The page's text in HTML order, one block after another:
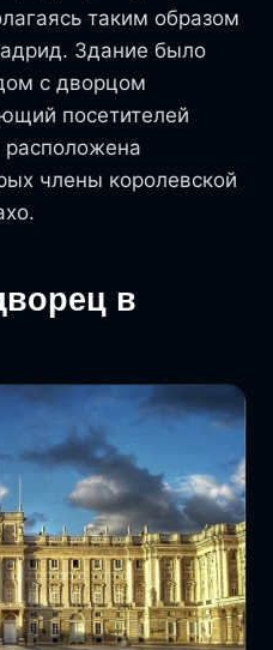
таким образом
Здание было
с дворцом
посетителей
члены королевской
в